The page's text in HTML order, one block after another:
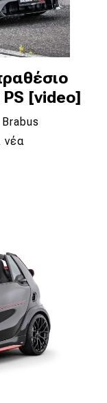
PS [video]
νέα